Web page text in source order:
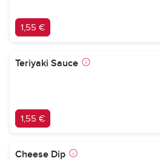
1,55 €
Teriyaki Sauce
1,55 €
Cheese Dip